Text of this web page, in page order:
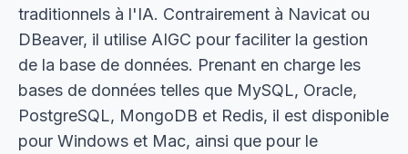
traditionnels à l'IA. Contrairement à Navicat ou
DBeaver, il utilise AIGC pour faciliter la gestion
de la base de données. Prenant en charge les
bases de données telles que MySQL, Oracle,
PostgreSQL, MongoDB et Redis, il est disponible
pour Windows et Mac, ainsi que pour le